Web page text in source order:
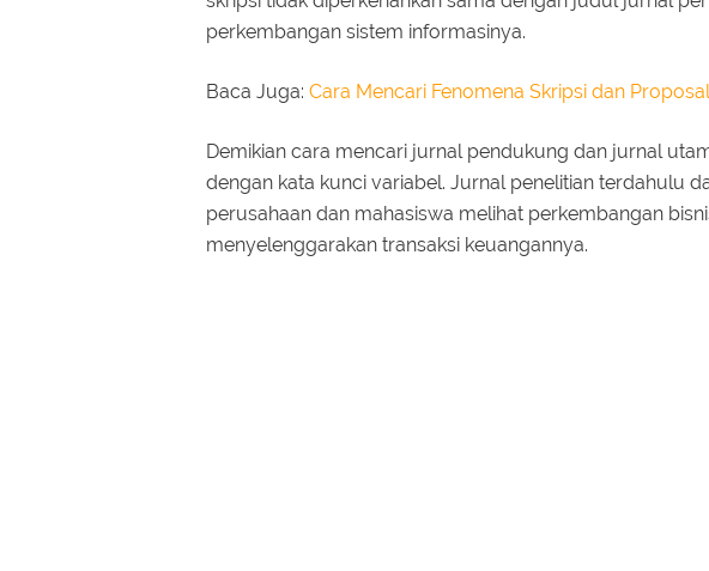
perkembangan sistem informasinya.
Baca Juga: Cara Mencari Fenomena Skripsi dan
Demikian cara mencari jurnal pendukung dan jurnal
dengan kata kunci variabel. Jurnal penelitian terdahulu
perusahaan dan mahasiswa melihat perkembangan
menyelenggarakan transaksi keuangannya.